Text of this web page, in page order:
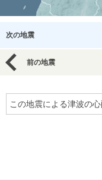
次の地震
前の地震
この地震による津波の心